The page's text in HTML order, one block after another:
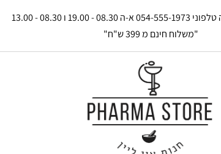
ו 08.30 - 13.00
"משלוח חינם מ 399 ש"ח"